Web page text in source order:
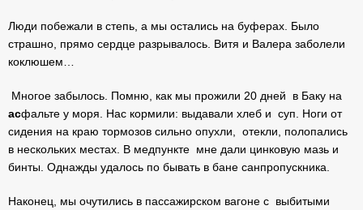
Люди побежали в степь, а мы остались на буферах. Было
страшно, прямо сердце разрывалось. Витя и Валера заболели
коклюшем…
Многое забылось. Помню, как мы прожили 20 дней в Баку на
асфальте у моря. Нас кормили: выдавали хлеб и суп. Ноги от
сидения на краю тормозов сильно опухли, отекли, полопались
в нескольких местах. В медпункте мне дали цинковую мазь и
бинты. Однажды удалось по бывать в бане санпропускника.
Наконец, мы очутились в пассажирском вагоне с выбитыми